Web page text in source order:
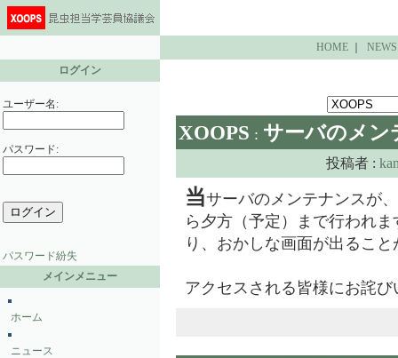
HOME｜ NEWS
ログイン
ユーザー名:
パスワード:
パスワード紛失
メインメニュー
ホーム
ニュース
XOOPS : サーバのメン
投稿者 :
当サーバのメンテナンスが
ら夕方（予定）まで行われ
り、おかしな画面が出るこ
アクセスされる皆様にお詫